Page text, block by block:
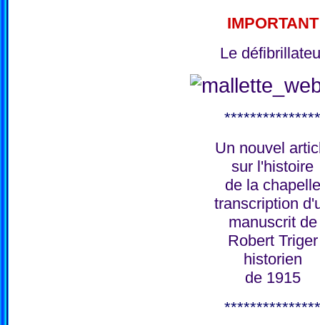
IMPORTANT
Le
***************
Un nouvel
sur l'histoire
de la chapelle
transcription
manuscrit de
Robert Triger
historien
de 1915
***************